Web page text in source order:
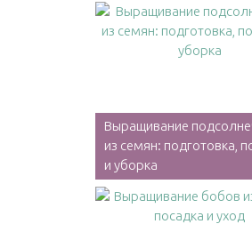
Выращивание
из семян: подготовка,
и уборка